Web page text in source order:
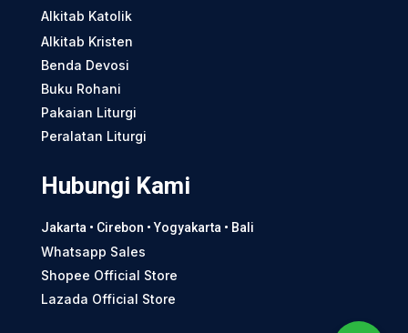
Alkitab Katolik
Alkitab Kristen
Benda Devosi
Buku Rohani
Pakaian Liturgi
Peralatan Liturgi
Hubungi Kami
Jakarta • Cirebon • Yogyakarta • Bali
Whatsapp Sales
Shopee Official Store
Lazada Official Store